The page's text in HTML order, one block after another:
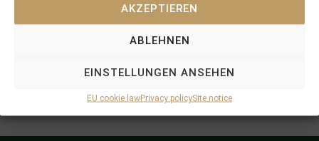
AKZEPTIEREN
ABLEHNEN
EINSTELLUNGEN ANSEHEN
EU cookie lawPrivacy policySite notice